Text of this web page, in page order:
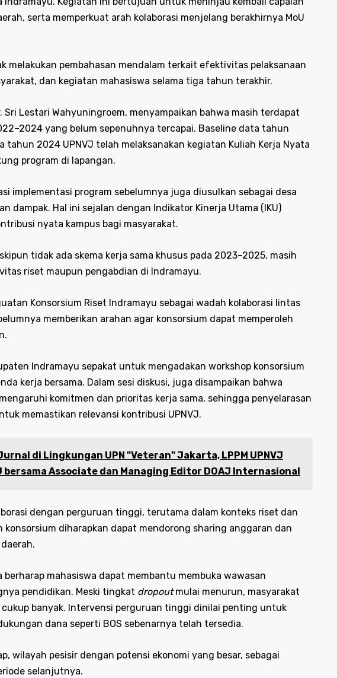
serta memperkuat arah kolaborasi menjelang berakhirnya MoU
melakukan pembahasan mendalam terkait efektivitas pelaksanaan
dan kegiatan mahasiswa selama tiga tahun terakhir.
Sri Lestari Wahyuningroem, menyampaikan bahwa masih terdapat
yang belum sepenuhnya tercapai. Baseline data tahun
2024 UPNVJ telah melaksanakan kegiatan Kuliah Kerja Nyata
program di lapangan.
implementasi program sebelumnya juga diusulkan sebagai desa
dampak. Hal ini sejalan dengan Indikator Kinerja Utama (IKU)
nyata kampus bagi masyarakat.
tidak ada skema kerja sama khusus pada 2023–2025, masih
riset maupun pengabdian di Indramayu.
Konsorsium Riset Indramayu sebagai wadah kolaborasi lintas
memberikan arahan agar konsorsium dapat memperoleh
Indramayu sepakat untuk mengadakan workshop konsorsium
kerja bersama. Dalam sesi diskusi, juga disampaikan bahwa
komitmen dan prioritas kerja sama, sehingga penyelarasan
memastikan relevansi kontribusi UPNVJ.
di Lingkungan UPN "Veteran" Jakarta, LPPM UPNVJ
Associate dan Managing Editor DOAJ Internasional
dengan perguruan tinggi, terutama dalam konteks riset dan
diharapkan dapat mendorong sharing anggaran dan
berharap mahasiswa dapat membantu membuka wawasan
pendidikan. Meski tingkat dropoutmulai menurun, masyarakat
banyak. Intervensi perguruan tinggi dinilai penting untuk
dana seperti BOS sebenarnya telah tersedia.
wilayah pesisir dengan potensi ekonomi yang besar, sebagai
selanjutnya.